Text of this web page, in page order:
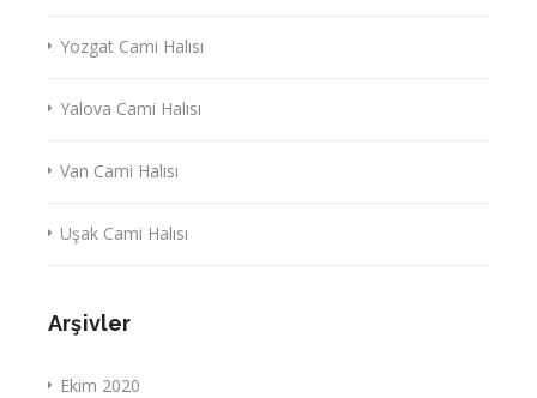
Yozgat Cami Halısı
Yalova Cami Halısı
Van Cami Halısı
Uşak Cami Halısı
Arşivler
Ekim 2020